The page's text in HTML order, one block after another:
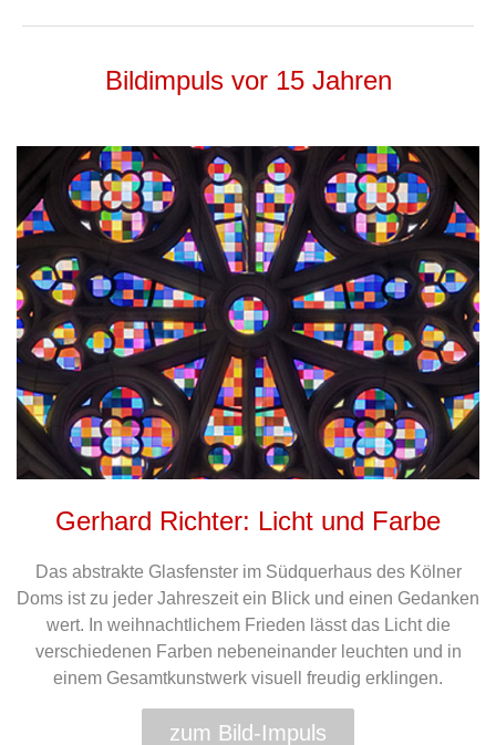
Bildimpuls vor 15 Jahren
Gerhard Richter: Licht und Farbe
Das abstrakte Glasfenster im Südquerhaus des Kölner
Doms ist zu jeder Jahreszeit ein Blick und einen Gedanken
wert. In weihnachtlichem Frieden lässt das Licht die
verschiedenen Farben nebeneinander leuchten und in
einem Gesamtkunstwerk visuell freudig erklingen.
zum Bild-Impuls